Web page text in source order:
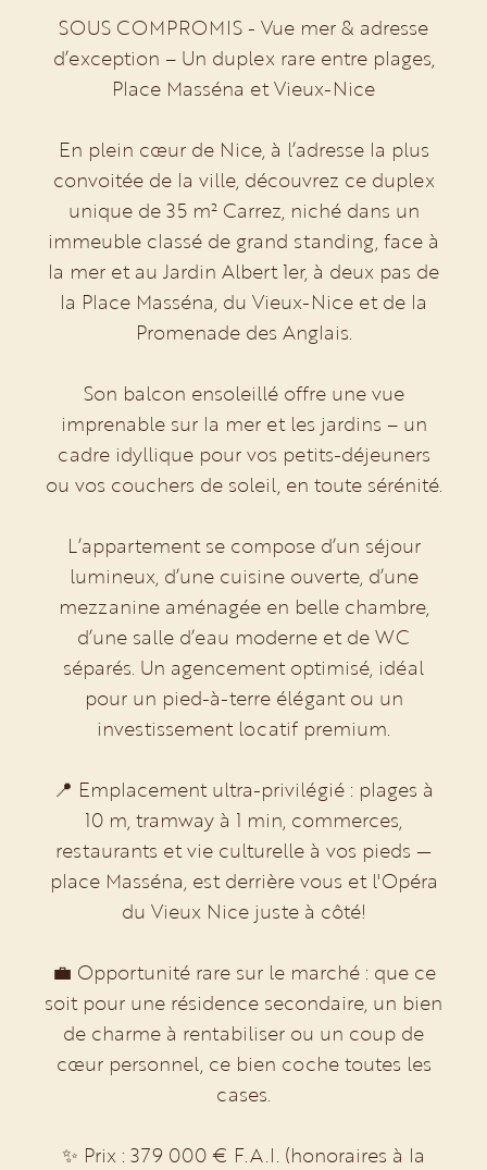
SOUS COMPROMIS - Vue mer & adresse
d’exception – Un duplex rare entre plages,
Place Masséna et Vieux-Nice
En plein cœur de Nice, à l’adresse la plus
convoitée de la ville, découvrez ce duplex
unique de 35 m² Carrez, niché dans un
immeuble classé de grand standing, face à
la mer et au Jardin Albert 1er, à deux pas de
la Place Masséna, du Vieux-Nice et de la
Promenade des Anglais.
Son balcon ensoleillé offre une vue
imprenable sur la mer et les jardins – un
cadre idyllique pour vos petits-déjeuners
ou vos couchers de soleil, en toute sérénité.
L’appartement se compose d’un séjour
lumineux, d’une cuisine ouverte, d’une
mezzanine aménagée en belle chambre,
d’une salle d’eau moderne et de WC
séparés. Un agencement optimisé, idéal
pour un pied-à-terre élégant ou un
investissement locatif premium.
📍 Emplacement ultra-privilégié : plages à
10 m, tramway à 1 min, commerces,
restaurants et vie culturelle à vos pieds —
place Masséna, est derrière vous et l'Opéra
du Vieux Nice juste à côté!
💼 Opportunité rare sur le marché : que ce
soit pour une résidence secondaire, un bien
de charme à rentabiliser ou un coup de
cœur personnel, ce bien coche toutes les
cases.
✨ Prix : 379 000 € F.A.I. (honoraires à la